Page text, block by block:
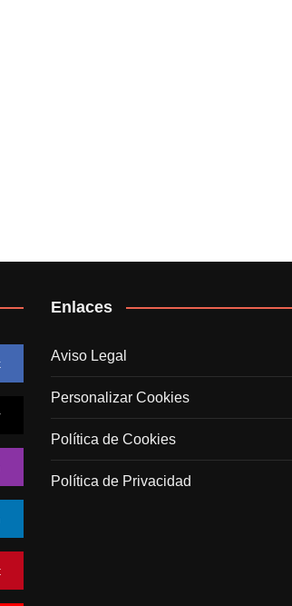
Enlaces
Aviso Legal
Personalizar Cookies
Política de Cookies
Política de Privacidad